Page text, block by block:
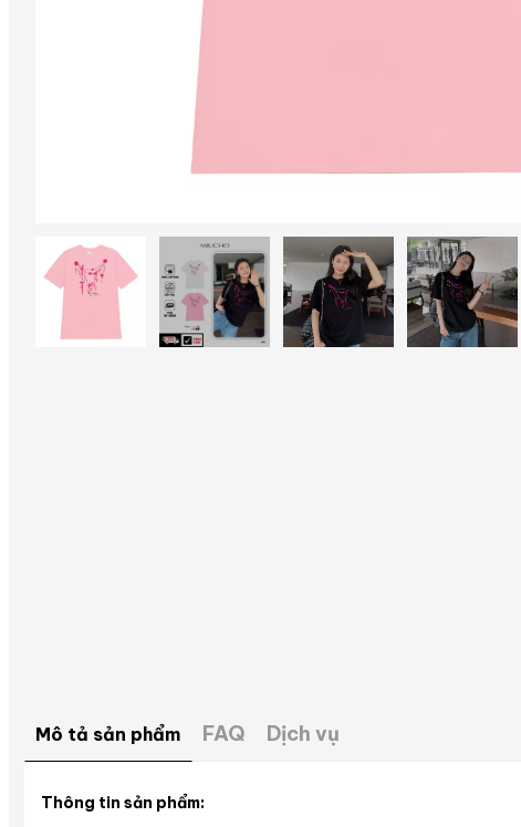
Mô tả sản phẩm FAQ Dịch vụ
Thông tin sản phẩm: